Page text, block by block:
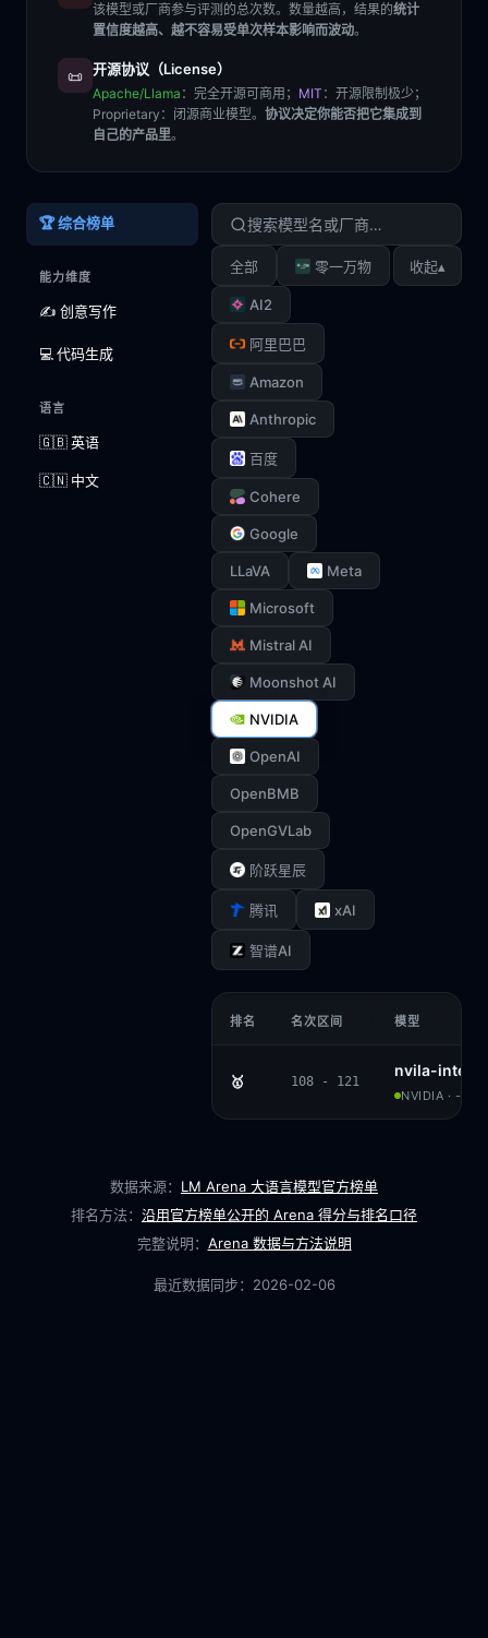
该模型或厂商参与评测的总次数。数量越高，结果的统计
置信度越高、越不容易受单次样本影响而波动。
📜 开源协议（License）
Apache/Llama ：完全开源可商用； MIT ：开源限制极少；
Proprietary ：闭源商业模型。 协议决定你能否把它集成到
自己的产品里。
🏆 综合榜单
能力维度
✍️ 创意写作
💻 代码生成
语言
🇬🇧 英语
🇨🇳 中文
全部 零一万物
AI2
阿里巴巴
Amazon
Anthropic
百度
Cohere
Google
LLaVA Meta
Microsoft
Mistral AI
Moonshot AI
NVIDIA
OpenAI
OpenBMB
OpenGVLab
阶跃星辰
腾讯 xAI
智谱AI
收起▴
排名 名次区间 模型
🥇 108 - 121
nvila-
NVIDIA · -
数据来源： LM Arena 大语言模型官方榜单
排名方法： 沿用官方榜单公开的 Arena 得分与排名口径
完整说明： Arena 数据与方法说明
最近数据同步： 2026-02-06